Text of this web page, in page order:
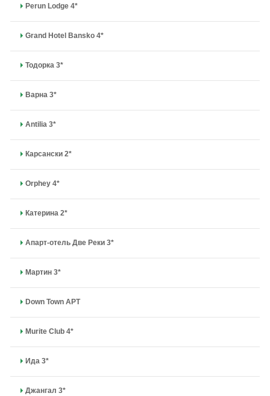
Perun Lodge 4*
Grand Hotel Bansko 4*
Тодорка 3*
Варна 3*
Antilia 3*
Карсански 2*
Orphey 4*
Катерина 2*
Апарт-отель Две Реки 3*
Мартин 3*
Down Town APT
Murite Club 4*
Ида 3*
Джангал 3*